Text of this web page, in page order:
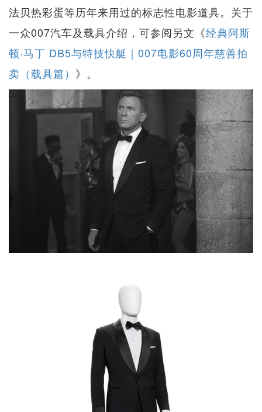
法贝热彩蛋等历年来用过的标志性电影道具。关于
一众007汽车及载具介绍，可参阅另文《经典阿斯
顿·马丁 DB5与特技快艇｜007电影60周年慈善拍
卖（载具篇） 》。